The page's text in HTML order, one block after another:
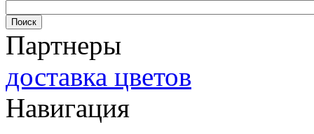
Партнеры
доставка цветов
Навигация